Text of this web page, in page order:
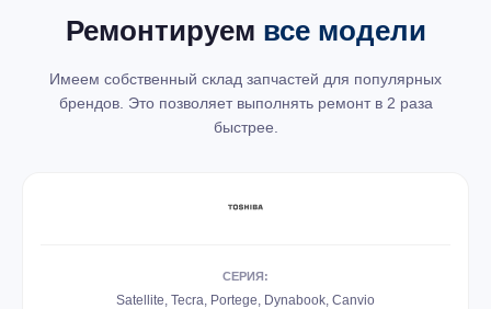
Ремонтируем все модели
Имеем собственный склад запчастей для популярных
брендов. Это позволяет выполнять ремонт в 2 раза
быстрее.
СЕРИЯ:
Satellite, Tecra, Portege, Dynabook, Canvio